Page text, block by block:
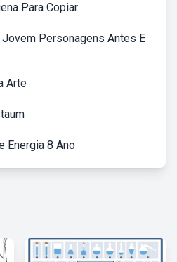
Para Copiar
Jovem Personagens Antes E
Arte
Energia 8 Ano